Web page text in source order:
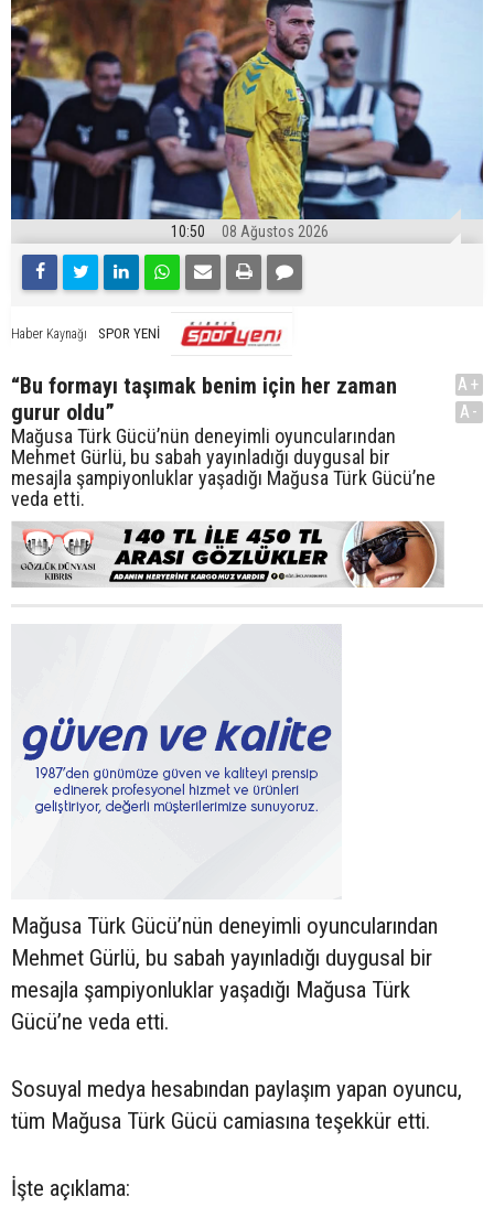
10:50 08 Ağustos 2026
Haber Kaynağı SPOR YENİ
“Bu formayı taşımak benim için her zaman
gurur oldu”
Mağusa Türk Gücü’nün deneyimli oyuncularından
Mehmet Gürlü, bu sabah yayınladığı duygusal bir
mesajla şampiyonluklar yaşadığı Mağusa Türk Gücü’ne
veda etti.
A+
A-
Mağusa Türk Gücü’nün deneyimli oyuncularından
Mehmet Gürlü, bu sabah yayınladığı duygusal bir
mesajla şampiyonluklar yaşadığı Mağusa Türk
Gücü’ne veda etti.
Sosuyal medya hesabından paylaşım yapan oyuncu,
tüm Mağusa Türk Gücü camiasına teşekkür etti.
İşte açıklama: